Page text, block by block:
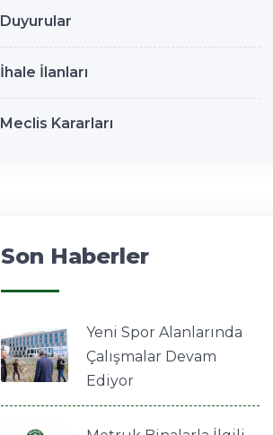
Duyurular
İhale İlanları
Meclis Kararları
Son Haberler
Yeni Spor Alanlarında
Çalışmalar Devam
Ediyor